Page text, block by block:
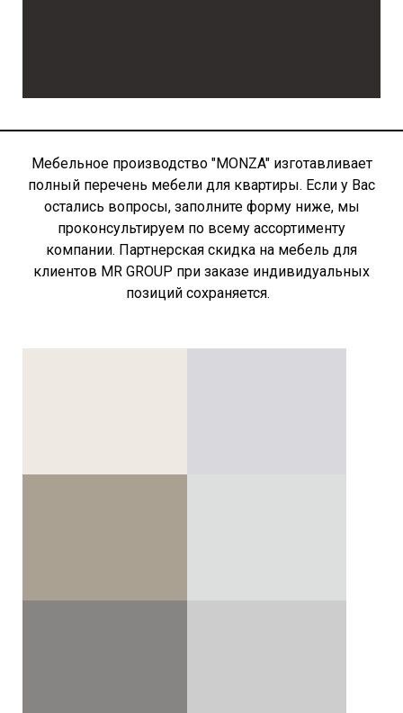
Мебельное производство "MONZA" изготавливает
полный перечень мебели для квартиры. Если у Вас
остались вопросы, заполните форму ниже, мы
проконсультируем по всему ассортименту
компании. Партнерская скидка на мебель для
клиентов MR GROUP при заказе индивидуальных
позиций сохраняется.